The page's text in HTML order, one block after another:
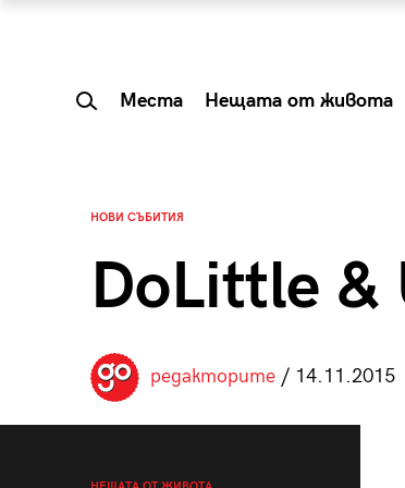
Места Нещата от живота
НОВИ СЪБИТИЯ
DoLittle &
редакторите/ 14.11.2015